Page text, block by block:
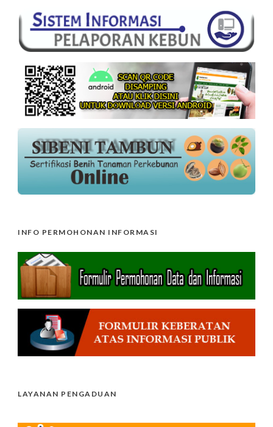
INFO PERMOHONAN INFORMASI
LAYANAN PENGADUAN